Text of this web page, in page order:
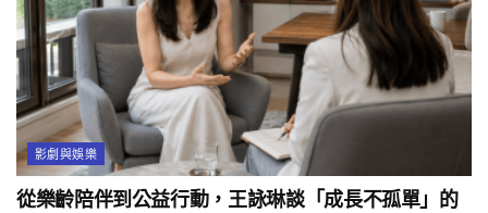
影劇與娛樂
從樂齡陪伴到公益行動，王詠琳談「成長不孤單」的